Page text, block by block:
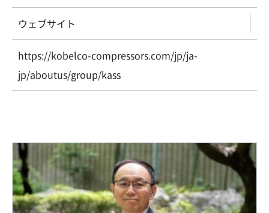
ウェブサイト
https://kobelco-compressors.com/jp/ja-
jp/aboutus/group/kass